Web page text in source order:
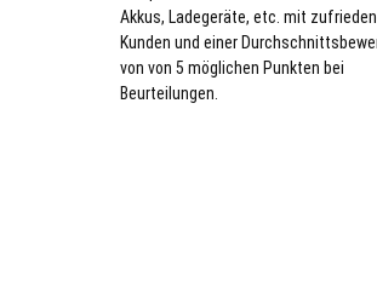
Akkus, Ladegeräte, etc. mit
Kunden und einer
von von 5 möglichen Punkten bei
Beurteilungen.